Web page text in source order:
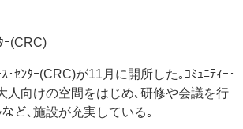
ｰ(CRC)
･ｾﾝﾀｰ(CRC)が11月に開所した｡ｺﾐｭﾆﾃｨｰ･
人向けの空間をはじめ､研修や会議を行
など､施設が充実している｡